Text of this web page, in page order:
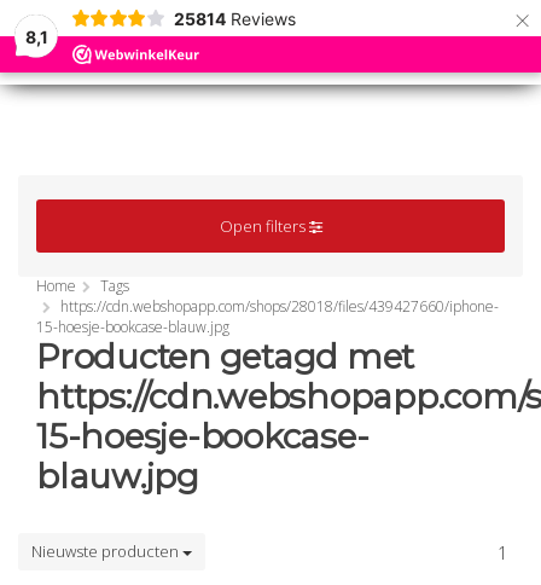
8,1
25814 Reviews ×
MENU
MENU
Open filters
Home
Tags
https://cdn.webshopapp.com/shops/28018/files/439427660/iphone-
15-hoesje-bookcase-blauw.jpg
Producten getagd met
https://
15-hoesje-bookcase-
blauw.jpg
Nieuwste producten 1